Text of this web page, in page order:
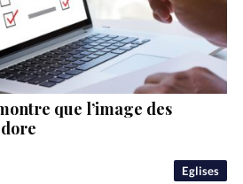
Eglises
que l’image des